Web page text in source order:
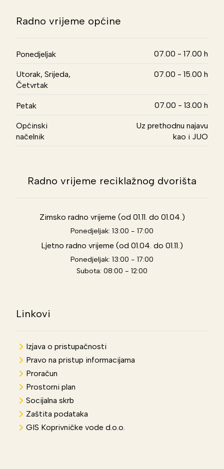
Radno vrijeme općine
Ponedjeljak 07.00 - 17.00 h
Utorak, Srijeda,
Četvrtak
07.00 - 15.00 h
Petak 07.00 - 13.00 h
Općinski
načelnik
Uz prethodnu najavu
kao i JUO
Radno vrijeme reciklažnog dvorišta
Zimsko radno vrijeme (od 01.11. do 01.04.)
Ponedjeljak: 13:00 - 17:00
Ljetno radno vrijeme (od 01.04. do 01.11.)
Ponedjeljak: 13:00 - 17:00
Subota: 08:00 - 12:00
Linkovi
Izjava o pristupačnosti
Pravo na pristup informacijama
Proračun
Prostorni plan
Socijalna skrb
Zaštita podataka
GIS Koprivničke vode d.o.o.